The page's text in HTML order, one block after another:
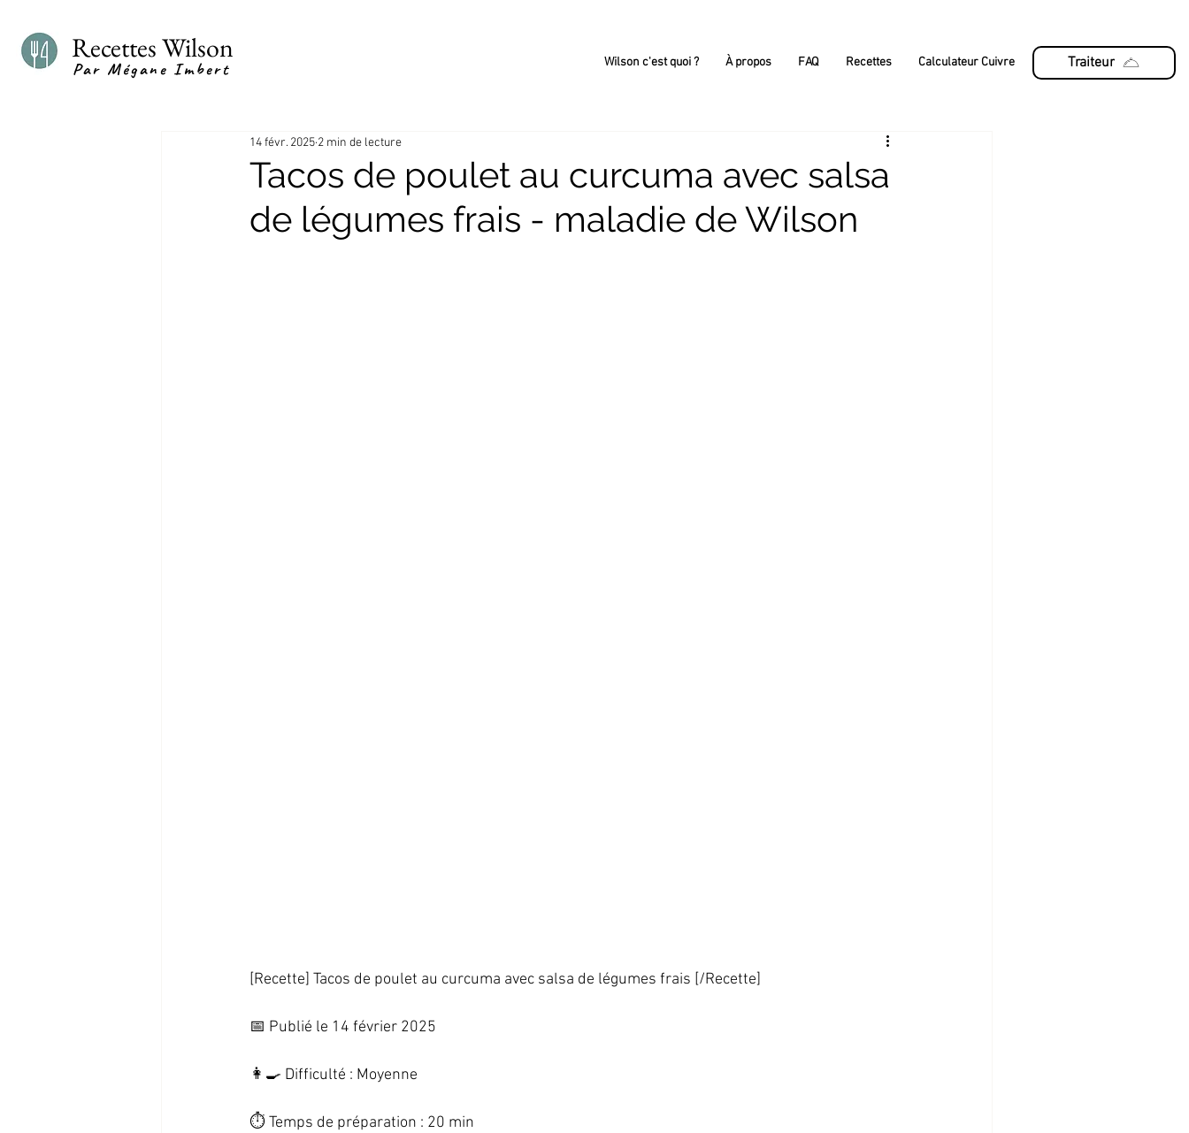
Recettes Wilson
Par Mégane Imbert Wilson c'est quoi ? À propos FAQ Recettes Calculateur Cuivre Traiteur
Tacos de poulet au curcuma avec salsa
de légumes frais - maladie de Wilson
14 févr. 2025 2 min de lecture
[Recette] Tacos de poulet au curcuma avec salsa de légumes frais [/Recette]
📅 Publié le 14 février 2025
👩‍🍳 Difficulté : Moyenne
⏱️ Temps de préparation : 20 min